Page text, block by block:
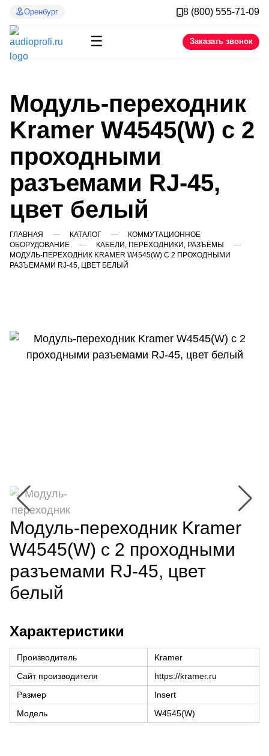
Оренбург 8 (800) 555-71-09
☰ Заказать звонок
Модуль-переходник
Kramer W4545(W) с 2
проходными
разъемами RJ-45,
цвет белый
ГЛАВНАЯ КАТАЛОГ
КОММУТАЦИОННОЕ
ОБОРУДОВАНИЕ
КАБЕЛИ, ПЕРЕХОДНИКИ, РАЗЪЁМЫ
МОДУЛЬ-ПЕРЕХОДНИК KRAMER W4545(W) С 2 ПРОХОДНЫМИ
РАЗЪЕМАМИ RJ-45, ЦВЕТ БЕЛЫЙ
Модуль-переходник Kramer
W4545(W) с 2 проходными
разъемами RJ-45, цвет
белый
Характеристики
Производитель
Kramer
Сайт производителя
https://kramer.ru
Размер
Insert
Модель
W4545(W)